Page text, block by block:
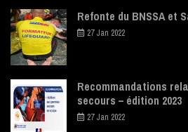
Refonte du BNSSA et
27 Jan 2022
Recommandations
secours – édition 2023
27 Jan 2022